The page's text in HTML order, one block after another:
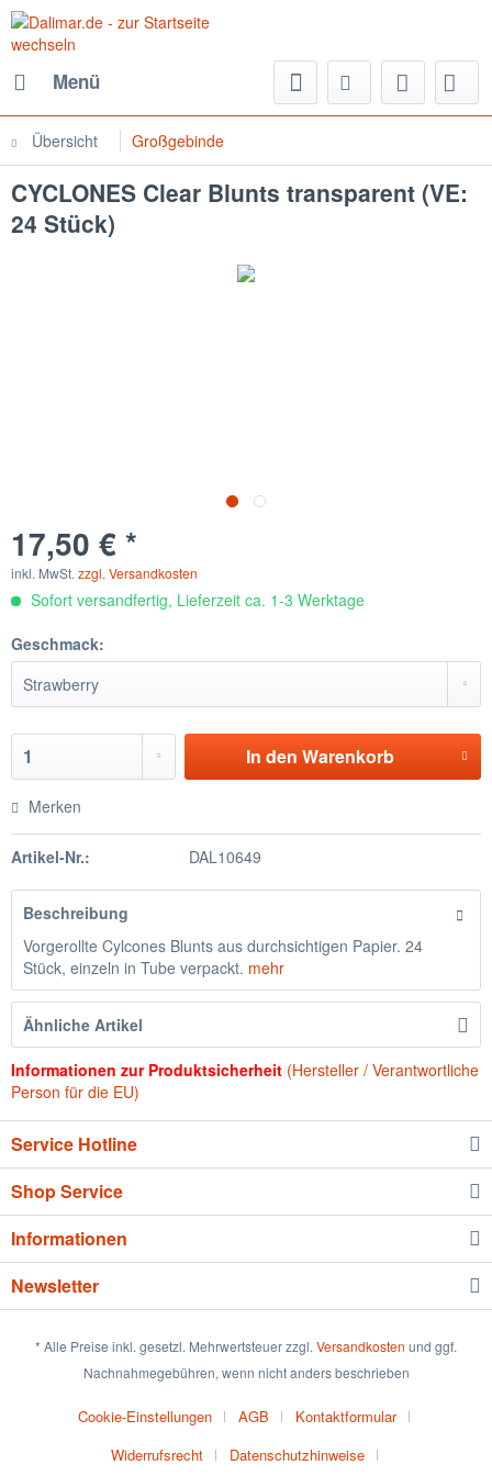
Menü
Übersicht Großgebinde
CYCLONES Clear Blunts transparent (VE:
24 Stück)
17,50 € *
inkl. MwSt. zzgl. Versandkosten
Sofort versandfertig, Lieferzeit ca. 1-3 Werktage
Geschmack:
In den Warenkorb
Merken
Artikel-Nr.: DAL10649
Beschreibung
Vorgerollte Cylcones Blunts aus durchsichtigen Papier. 24
Stück, einzeln in Tube verpackt. mehr
Ähnliche Artikel
Informationen zur Produktsicherheit (Hersteller / Verantwortliche
Person für die EU)
Service Hotline
Shop Service
Informationen
Newsletter
* Alle Preise inkl. gesetzl. Mehrwertsteuer zzgl. Versandkosten und ggf.
Nachnahmegebühren, wenn nicht anders beschrieben
Cookie-Einstellungen AGB
Kontaktformular
Widerrufsrecht
Datenschutzhinweise